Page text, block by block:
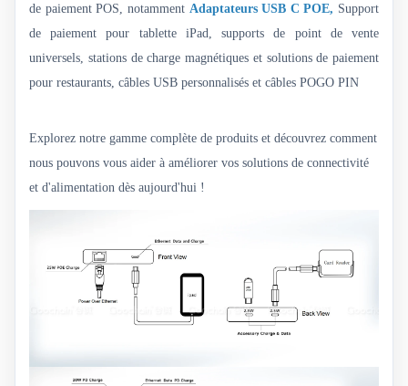
de paiement POS, notamment Adaptateurs USB C POE, Support
de paiement pour tablette iPad, supports de point de vente
universels, stations de charge magnétiques et solutions de paiement
pour restaurants, câbles USB personnalisés et câbles POGO PIN
Explorez notre gamme complète de produits et découvrez comment
nous pouvons vous aider à améliorer vos solutions de connectivité
et d'alimentation dès aujourd'hui !